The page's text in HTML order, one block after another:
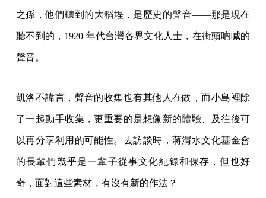
之孫，他們聽到的大稻埕，是歷史的聲音——那是現在
聽不到的，1920 年代台灣各界文化人士，在街頭吶喊的
聲音。
凱洛不諱言，聲音的收集也有其他人在做，而小島裡除
了一起動手收集，更重要的是想像新的體驗、及往後可
以再分享利用的可能性。去訪談時，蔣渭水文化基金會
的長輩們幾乎是一輩子從事文化紀錄和保存，但也好
奇，面對這些素材，有沒有新的作法？